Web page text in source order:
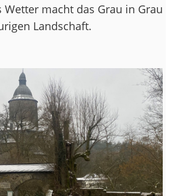
Wetter macht das Grau in Grau
Landschaft.